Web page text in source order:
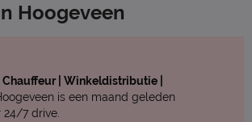
Hoogeveen
Chauffeur | Winkeldistributie |
is een maand geleden
7 drive.